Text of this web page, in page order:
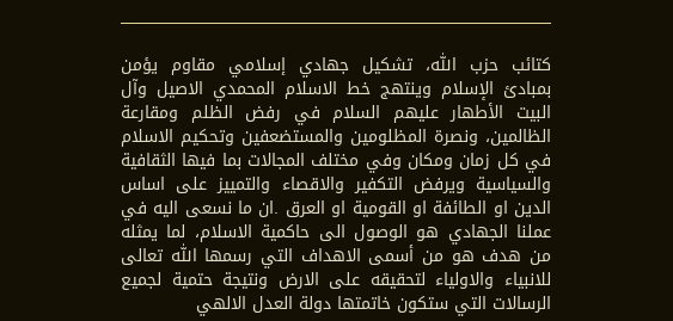
كتائب حزب الله، تشكيل جهادي إسلامي مقاوم يؤمن
بمبادئ الإسلام وينتهج خط الاسلام المحمدي الاصيل وآل
البيت الأطهار عليهم السلام في رفض الظلم ومقارعة
الظالمين، ونصرة المظلومين والمستضعفين وتحكيم الاسلام
في كل زمان ومكان وفي مختلف المجالات بما فيها الثقافية
والسياسية ويرفض التكفير والاقصاء والتمييز على اساس
الدين او الطائفة او القومية او العرق .ان ما نسعى اليه في
عملنا الجهادي هو الوصول الى حاكمية الاسلام، لما يمثله
من هدف هو من أسمى الاهداف التي رسمها الله تعالى
للانبياء والاولياء لتحقيقه على الارض ونتيجة حتمية لجميع
الرسالات التي ستكون خاتمتها دولة العدل الالهي